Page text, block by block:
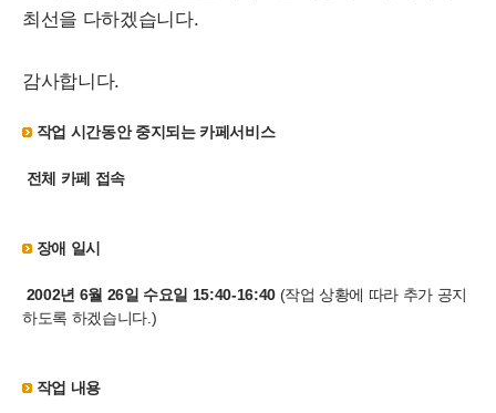
최선을 다하겠습니다.
감사합니다.
작업 시간동안 중지되는 카페서비스
전체 카페 접속
장애 일시
2002년 6월 26일 수요일 15:40-16:40 (작업 상황에 따라 추가 공지
하도록 하겠습니다.)
작업 내용